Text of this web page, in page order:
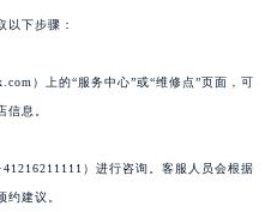
以下步骤：
）上的“服务中心”或“维修点”页面，可
信息。
）进行咨询。客服人员会根据
约建议。